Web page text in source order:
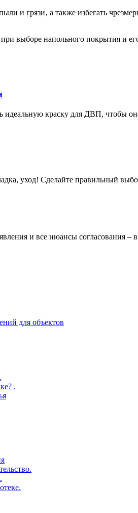
и грязи‚ а также избегать
выборе напольного покрытия и
краску для ДВП, чтобы
уход! Сделайте правильный
и все нюансы согласования –
для объектов
.